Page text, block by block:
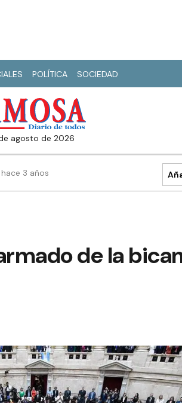
POLÍTICA SOCIEDAD
agosto de 2026
3 años
de la